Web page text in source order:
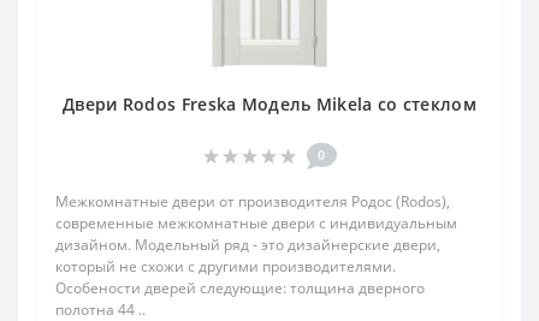
Двери Rodos Freska Модель Mikela со стеклом
0
Межкомнатные двери от производителя Родос (Rodos),
современные межкомнатные двери с индивидуальным
дизайном. Модельный ряд - это дизайнерские двери,
который не схожи с другими производителями.
Особености дверей следующие: толщина дверного
полотна 44 ..